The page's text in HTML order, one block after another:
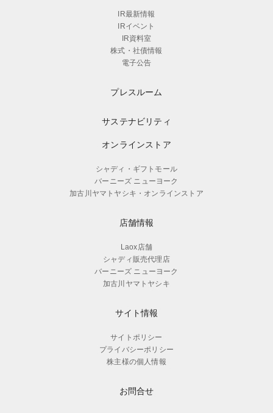
IR最新情報
IRイベント
IR資料室
株式・社債情報
電子公告
プレスルーム
サステナビリティ
オンラインストア
シャディ・ギフトモール
バーニーズ ニューヨーク
加古川ヤマトヤシキ・オンラインストア
店舗情報
Laox店舗
シャディ販売代理店
バーニーズ ニューヨーク
加古川ヤマトヤシキ
サイト情報
サイトポリシー
プライバシーポリシー
株主様の個人情報
お問合せ